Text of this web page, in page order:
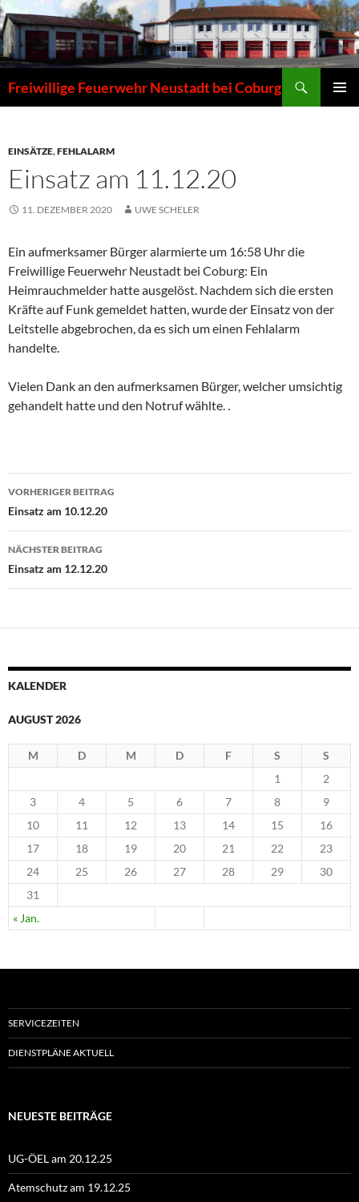
Zum
Inhalt
springen
Freiwillige Feuerwehr Neustadt bei Coburg
EINSÄTZE,FEHLALARM
Einsatz am 11.12.20
11. DEZEMBER 2020 UWE SCHELER
Ein aufmerksamer Bürger alarmierte um 16:58 Uhr die
Freiwillige Feuerwehr Neustadt bei Coburg: Ein
Heimrauchmelder hatte ausgelöst. Nachdem sich die ersten
Kräfte auf Funk gemeldet hatten, wurde der Einsatz von der
Leitstelle abgebrochen, da es sich um einen Fehlalarm
handelte.
Vielen Dank an den aufmerksamen Bürger, welcher umsichtig
gehandelt hatte und den Notruf wählte. .
Beitragsnavigation
VORHERIGER BEITRAG
Einsatz am 10.12.20
NÄCHSTER BEITRAG
Einsatz am 12.12.20
KALENDER
AUGUST 2026
M D M D F S S
« Jan.
1
2
3
4 5 6 7 8
9
10
11 12 13 14 15
16
17
18 19 20 21 22
23
24
25 26 27 28 29
30
31
SERVICEZEITEN
DIENSTPLÄNE AKTUELL
NEUESTE BEITRÄGE
UG-ÖEL am 20.12.25
Atemschutz am 19.12.25